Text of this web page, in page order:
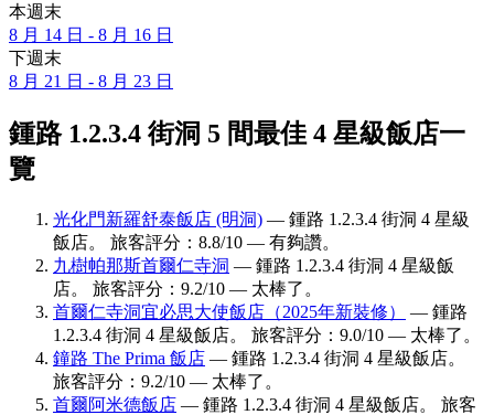
本週末
8 月 14 日 - 8 月 16 日
下週末
8 月 21 日 - 8 月 23 日
鍾路 1.2.3.4 街洞 5 間最佳 4 星級飯店一
覽
光化門新羅舒泰飯店 (明洞) — 鍾路 1.2.3.4 街洞 4 星級
飯店。 旅客評分：8.8/10 — 有夠讚。
九樹帕那斯首爾仁寺洞 — 鍾路 1.2.3.4 街洞 4 星級飯
店。 旅客評分：9.2/10 — 太棒了。
首爾仁寺洞宜必思大使飯店（2025年新裝修）
— 鍾路
1.2.3.4 街洞 4 星級飯店。 旅客評分：9.0/10 — 太棒了。
鐘路 The Prima 飯店 — 鍾路 1.2.3.4 街洞 4 星級飯店。
旅客評分：9.2/10 — 太棒了。
首爾阿米德飯店 — 鍾路 1.2.3.4 街洞 4 星級飯店。 旅客